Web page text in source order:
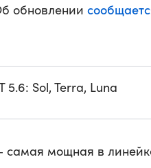
обновлении
Sol, Terra, Luna
самая мощная в